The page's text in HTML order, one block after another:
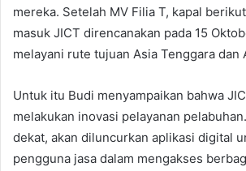
mereka. Setelah MV Filia T, kapal
masuk JICT direncanakan pada 15
melayani rute tujuan Asia Tenggara dan
Untuk itu Budi menyampaikan bahwa
melakukan inovasi pelayanan
dekat, akan diluncurkan aplikasi digital
pengguna jasa dalam mengakses